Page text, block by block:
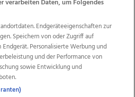
des Medienhauses Wimmer
OÖNow
Ischler Woche
OÖN Immobilien
OÖN Reise
Promenaden Galerien
wasistlos.at wirtrauern.at
verarbeiten Daten, um Folgendes
Endgeräteeigenschaften zur
Speichern von oder Zugriff auf
Personalisierte Werbung und
und der Performance von
sowie Entwicklung und